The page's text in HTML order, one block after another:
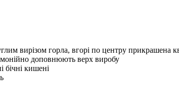
вирізом горла, вгорі по центру прикрашена
доповнюють верх виробу
бічні кишені